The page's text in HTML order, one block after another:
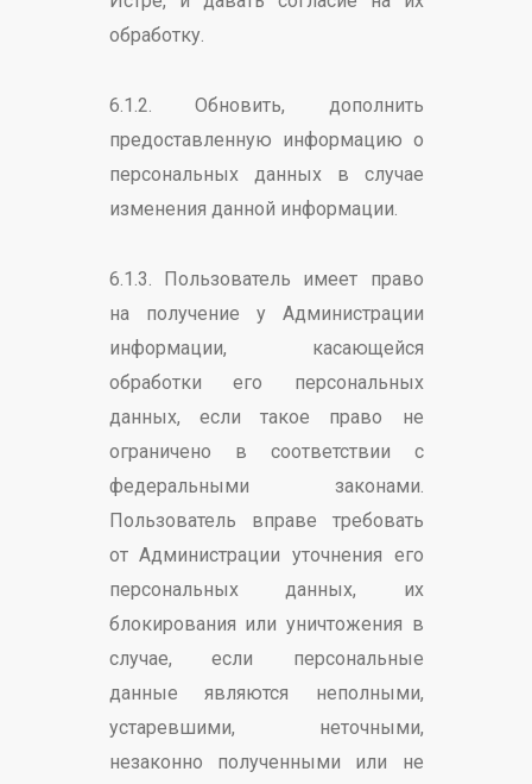
обработку.
6.1.2. Обновить, дополнить
предоставленную информацию о
персональных данных в случае
изменения данной информации.
6.1.3. Пользователь имеет право
на получение у Администрации
информации, касающейся
обработки его персональных
данных, если такое право не
ограничено в соответствии с
федеральными законами.
Пользователь вправе требовать
от Администрации уточнения его
персональных данных, их
блокирования или уничтожения в
случае, если персональные
данные являются неполными,
устаревшими, неточными,
незаконно полученными или не